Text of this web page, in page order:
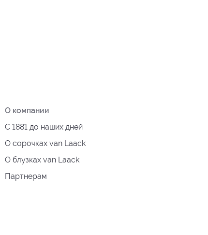
О компании
С 1881 до наших дней
О сорочках van Laack
О блузках van Laack
Партнерам